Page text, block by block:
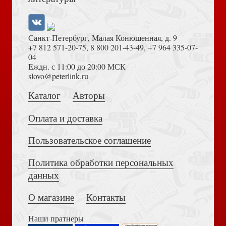
Агеева З. Русская императрица Елизавета
Лосский Н.О. От мессианства до нигилизма. Чем жив
Толкование на Апокалипсис (Тихоний Африканский)
Достоевский Ф.М. Сила и правда России (2024)
Санкт-Петербург, Малая Конюшенная, д. 9
+7 812 571-20-75, 8 800 201-43-49, +7 964 335-07-
04
Еждн. с 11:00 до 20:00 МСК
slovo@peterlink.ru
Каталог
Авторы
Оплата и доставка
Пользовательское соглашение
Политика обработки персональных
данных
О магазине
Контакты
Наши пратнеры